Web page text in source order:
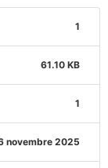
1
61.10 KB
1
novembre 2025